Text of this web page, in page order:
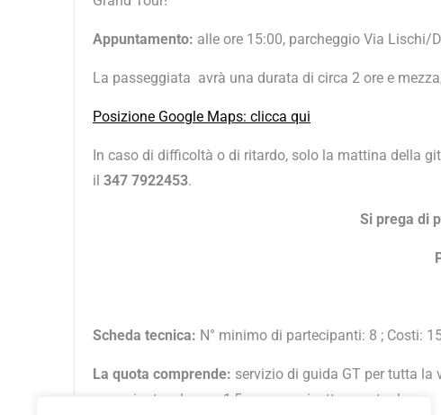
Appuntamento: alle ore 15:00, parcheggio Via Lischi/
La passeggiata avrà una durata di circa 2 ore e
Posizione Google Maps: clicca qui
In caso di difficoltà o di ritardo, solo la mattina della
il 347 7922453.
Si prega di
Scheda tecnica: N° minimo di partecipanti: 8 ; Costi:
La quota comprende: servizio di guida GT per tutta
camminata, almeno 1,5 acqua, zainetto eventuale.